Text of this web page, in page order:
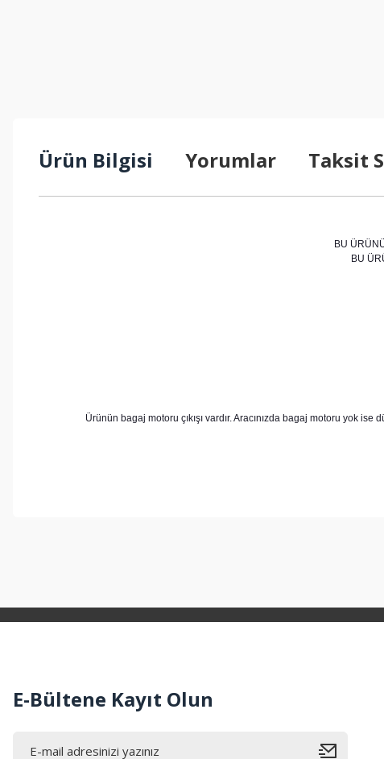
Ürün Bilgisi Yorumlar Taksit
BU
BU
Ürünün bagaj motoru çıkışı vardır. Aracınızda bagaj motoru yok
Ürün fiyatı diğer sitelerden daha pahalı.
E-Bültene Kayıt Olun